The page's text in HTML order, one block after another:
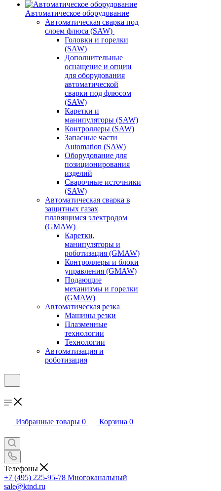
Автоматическое оборудование
Автоматическая сварка под
слоем флюса (SAW)
Головки и горелки
(SAW)
Дополнительные
оснащение и опции
для оборудования
автоматической
сварки под флюсом
(SAW)
Каретки и
манипуляторы (SAW)
Контроллеры (SAW)
Запасные части
Automation (SAW)
Оборудование для
позиционирования
изделий
Сварочные источники
(SAW)
Автоматическая сварка в
защитных газах
плавящимся электродом
(GMAW)
Каретки,
манипуляторы и
роботизация (GMAW)
Контроллеры и блоки
управления (GMAW)
Подающие
механизмы и горелки
(GMAW)
Автоматическая резка
Машины резки
Плазменные
технологии
Технологии
Автоматизация и
роботизация
Избранные товары 0 Корзина 0
Телефоны
+7 (495) 225-95-78 Многоканальный
sale@ktnd.ru